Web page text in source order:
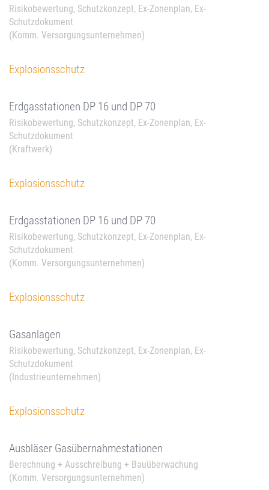
Risikobewertung, Schutzkonzept, Ex-Zonenplan, Ex-
Schutzdokument
(Komm. Versorgungsunternehmen)
Explosionsschutz
Erdgasstationen DP 16 und DP 70
Risikobewertung, Schutzkonzept, Ex-Zonenplan, Ex-
Schutzdokument
(Kraftwerk)
Explosionsschutz
Erdgasstationen DP 16 und DP 70
Risikobewertung, Schutzkonzept, Ex-Zonenplan, Ex-
Schutzdokument
(Komm. Versorgungsunternehmen)
Explosionsschutz
Gasanlagen
Risikobewertung, Schutzkonzept, Ex-Zonenplan, Ex-
Schutzdokument
(Industrieunternehmen)
Explosionsschutz
Ausbläser Gasübernahmestationen
Berechnung + Ausschreibung + Bauüberwachung
(Komm. Versorgungsunternehmen)